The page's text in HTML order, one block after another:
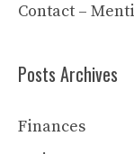
Contact –
Posts Archives
Finances